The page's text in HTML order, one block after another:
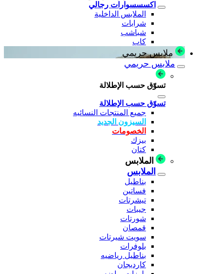
اكسسسوارات رجالي
الملابس الداخلية
شرابات
شباشب
كاب
ملابس حريمي
ملابس حريمي
تسوّق حسب الإطلالة
تسوّق حسب الإطلالة
جميع المنتجات النسائيه
السيزون الجديد
الخصومات
بيزك
كتان
الملابس
الملابس
بناطيل
فساتين
تيشرتات
جيبات
شورتات
قمصان
سويت شيرتات
بلوفرات
بناطيل رياضيه
كارديجان